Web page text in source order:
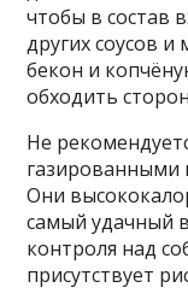
чтобы в состав
других соусов
бекон и
обходить
Не
газированными
Они
самый удачный
контроля над
присутствует